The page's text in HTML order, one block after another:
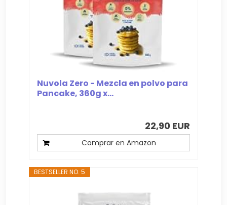
Nuvola Zero - Mezcla en polvo para
Pancake, 360g x...
22,90 EUR
Comprar en Amazon
BESTSELLER NO. 5